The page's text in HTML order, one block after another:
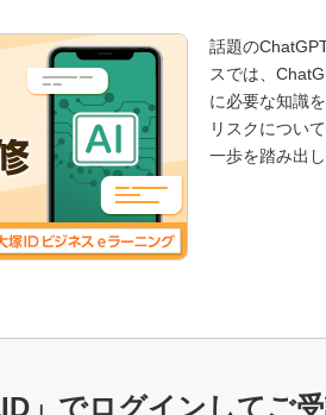
話題の
スでは、
に必要な知識
リスクについ
一歩を踏み出し
ID」でログインしてご受